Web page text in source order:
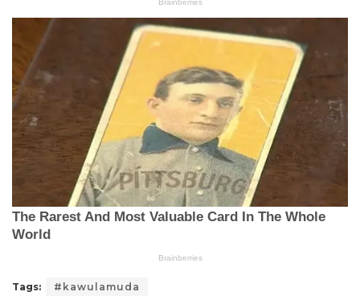
Tags: #kawulamuda